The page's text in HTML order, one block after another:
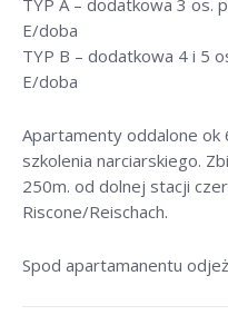
TYP A – dodatkowa 3 os.
E/doba
TYP B – dodatkowa 4 i 5
E/doba
Apartamenty oddalone ok
szkolenia narciarskiego.
250m. od dolnej stacji
Riscone/Reischach.
Spod apartamanentu